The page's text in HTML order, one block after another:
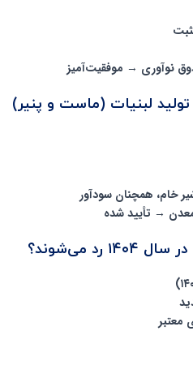
موفقیت‌آمیز
تأیید شده
می‌شوند؟
معتبر